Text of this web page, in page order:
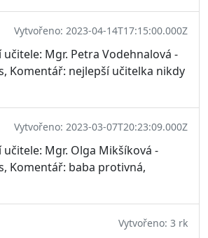
Vytvořeno: 2023-04-14T17:15:00.000Z
Mgr. Petra Vodehnalová -
Komentář: nejlepší učitelka nikdy
Vytvořeno: 2023-03-07T20:23:09.000Z
Mgr. Olga Mikšíková -
Komentář: baba protivná,
Vytvořeno: 3 rk